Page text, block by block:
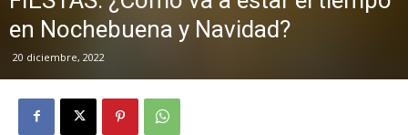
en Nochebuena y Navidad?
20 diciembre, 2022